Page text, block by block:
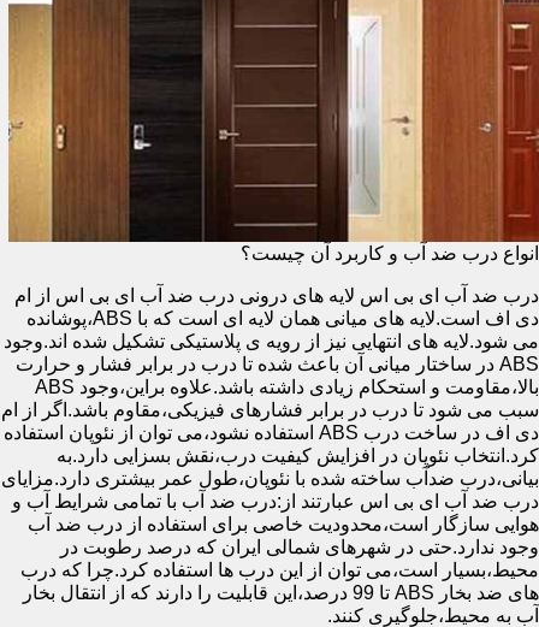
انواع درب ضد آب و کاربرد آن چیست؟
درب ضد آب ای بی اس لایه های درونی درب ضد آب ای بی اس از ام
دی اف است.لایه های میانی همان لایه ای است که با ABS،پوشانده
می شود.لایه های انتهایی نیز از رویه ی پلاستیکی تشکیل شده اند.وجود
ABS در ساختار میانی آن باعث شده تا درب در برابر فشار و حرارت
بالا،مقاومت و استحکام زیادی داشته باشد.علاوه براین،وجود ABS
سبب می شود تا درب در برابر فشارهای فیزیکی،مقاوم باشد.اگر از ام
دی اف در ساخت درب ABS استفاده نشود،می توان از نئوپان استفاده
کرد.انتخاب نئوپان در افزایش کیفیت درب،نقش بسزایی دارد.به
بیانی،درب ضدآب ساخته شده با نئوپان،طول عمر بیشتری دارد.مزایای
درب ضد آب ای بی اس عبارتند از:درب ضد آب با تمامی شرایط آب و
هوایی سازگار است،محدودیت خاصی برای استفاده از درب ضد آب
وجود ندارد.حتی در شهرهای شمالی ایران که درصد رطوبت در
محیط،بسیار است،می توان از این درب ها استفاده کرد.چرا که درب
های ضد بخار ABS تا 99 درصد،این قابلیت را دارند که از انتقال بخار
آب به محیط،جلوگیری کنند.